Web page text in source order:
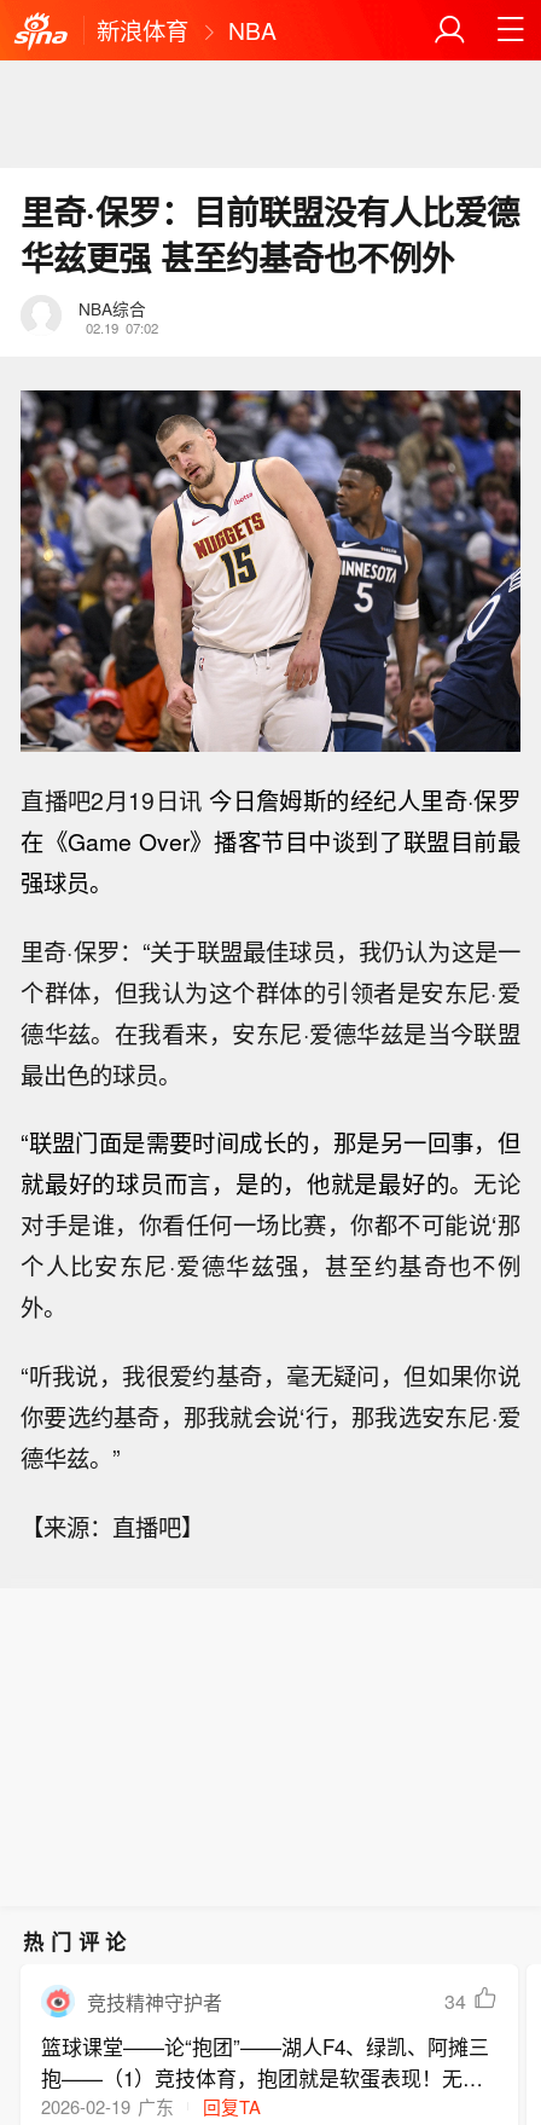
新浪体育 NBA
里奇·保罗：目前联盟没有人比爱德
华兹更强 甚至约基奇也不例外
NBA综合
02.19 07:02
直播吧2月19日讯 今日詹姆斯的经纪人里奇·保罗
在《Game Over》播客节目中谈到了联盟目前最
强球员。
里奇·保罗：“关于联盟最佳球员，我仍认为这是一
个群体，但我认为这个群体的引领者是安东尼·爱
德华兹。在我看来，安东尼·爱德华兹是当今联盟
最出色的球员。
“联盟门面是需要时间成长的，那是另一回事，但
就最好的球员而言，是的，他就是最好的。 无论
对手是谁，你看任何一场比赛，你都不可能说‘那
个人比安东尼·爱德华兹强，甚至约基奇也不例
外。
“听我说，我很爱约基奇，毫无疑问，但如果你说
你要选约基奇，那我就会说‘行，那我选安东尼·爱
德华兹。”
【来源：直播吧】
热门评论
竞技精神守护者 34
篮球课堂——论“抱团”——湖人F4、绿凯、阿摊三
抱——（1）竞技体育，抱团就是软蛋表现！无论
怎么洗，“它都是个脏东西”——（2）“因为湖人F
2026-02-19 广东 回复TA